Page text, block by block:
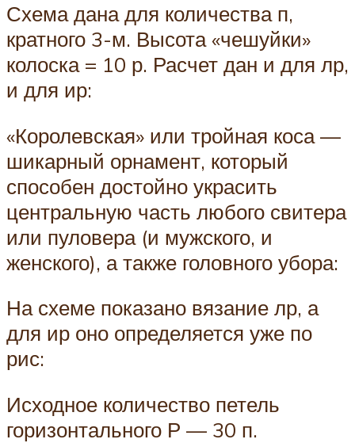
Схема дана для количества п,
кратного 3-м. Высота «чешуйки»
колоска = 10 р. Расчет дан и для лр,
и для ир:
«Королевская» или тройная коса —
шикарный орнамент, который
способен достойно украсить
центральную часть любого свитера
или пуловера (и мужского, и
женского), а также головного убора:
На схеме показано вязание лр, а
для ир оно определяется уже по
рис:
Исходное количество петель
горизонтального Р — 30 п.